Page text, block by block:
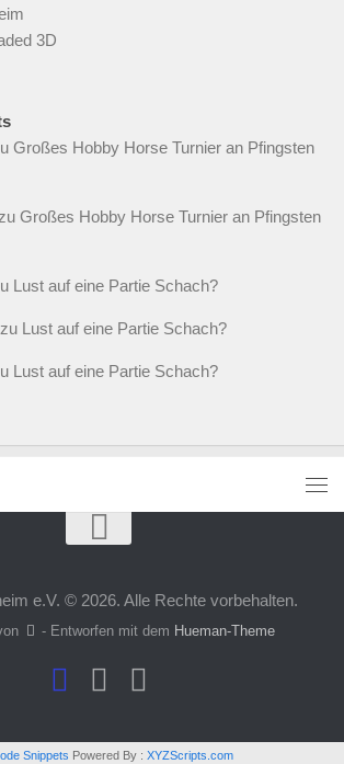
3D
Großes Hobby Horse Turnier an Pfingsten
zu Großes Hobby Horse Turnier an Pfingsten
Lust auf eine Partie Schach?
zu Lust auf eine Partie Schach?
Lust auf eine Partie Schach?
e.V. © 2026. Alle Rechte vorbehalten.
- Entworfen mit dem Hueman-Theme
Snippets Powered By : XYZScripts.com